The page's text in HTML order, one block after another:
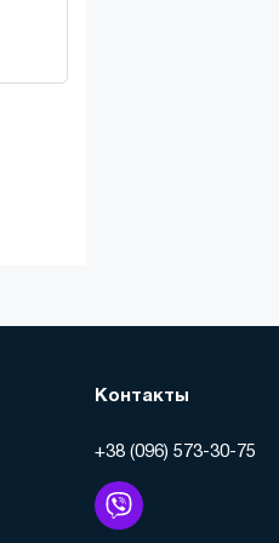
Контакты
+38 (096) 573-30-75